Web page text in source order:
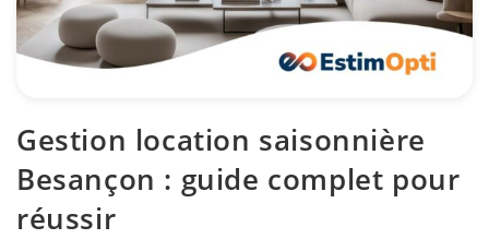
Gestion location saisonnière
Besançon : guide complet pour
réussir